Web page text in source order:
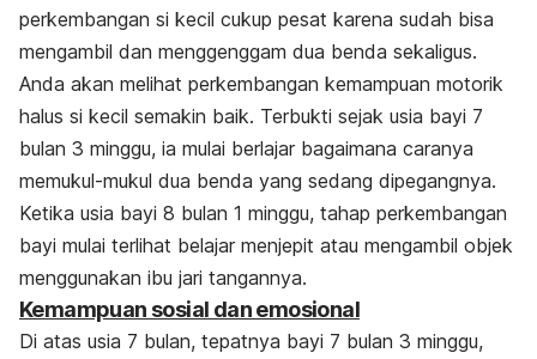
perkembangan si kecil cukup pesat karena sudah bisa
mengambil dan menggenggam dua benda sekaligus.
Anda akan melihat perkembangan kemampuan motorik
halus si kecil semakin baik. Terbukti sejak usia bayi 7
bulan 3 minggu, ia mulai berlajar bagaimana caranya
memukul-mukul dua benda yang sedang dipegangnya.
Ketika usia bayi 8 bulan 1 minggu, tahap perkembangan
bayi mulai terlihat belajar menjepit atau mengambil objek
menggunakan ibu jari tangannya.
Kemampuan sosial dan emosional
Di atas usia 7 bulan, tepatnya bayi 7 bulan 3 minggu,